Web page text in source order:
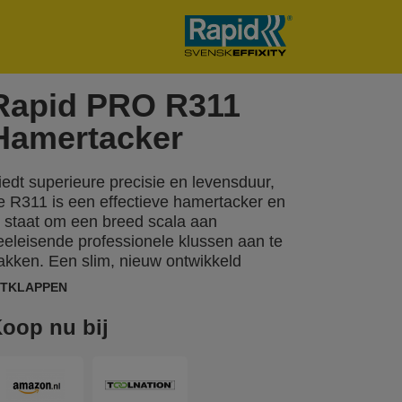
PRO R311
superieure precisie en levensduur,
R311 is een effectieve hamertacker en
staat om een breed scala aan
professionele klussen aan te
Een slim, nieuw ontwikkeld
zorgt ervoor dat er
perfecte oplossing voor intensief
bij het bevestigen van dakleer,
of posters.
nu bij